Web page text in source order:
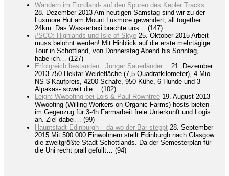
Wandern im Fiordland- auf den Spuren des Kepler Tracks
28. Dezember 2013 Am heutigen Samstag sind wir zu der
Luxmore Hut am Mount Luxmore gewandert, all together
24km. Das Wassertaxi brachte uns…
(147)
#SCO: Highlands und Isle of Skye 25. Oktober 2015 Arbeit
muss belohnt werden! Mit Hinblick auf die erste mehrtägige
Tour in Schottland, von Donnerstag Abend bis Sonntag,
habe ich…
(127)
Erfolgreich bestanden: „Junger Sauerländer…
21. Dezember
2013 750 Hektar Weidefläche (7,5 Quadratkilometer), 4 Mio.
NS-$ Kaufpreis, 4200 Schafe, 950 Kühe, 6 Hunde und 3
Alpakas- soweit die…
(102)
Leigh: Wwoofing bei Lois & Paul Rowntree 19. August 2013
Wwoofing (Willing Workers on Organic Farms) hosts bieten
im Gegenzug für 3-4h Farmarbeit freie Unterkunft und Logis
an. Ziel dabei…
(99)
Hauptstadt Edinburgh – da wo der Bär steppt 28. September
2015 Mit 500.000 Einwohnern stellt Edinburgh nach Glasgow
die zweitgrößte Stadt Schottlands. Da der Semesterplan für
die Uni recht prall gefüllt…
(94)